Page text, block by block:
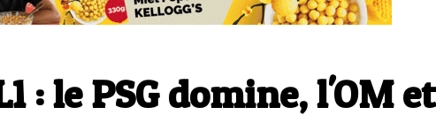
: le PSG domine, l'OM et